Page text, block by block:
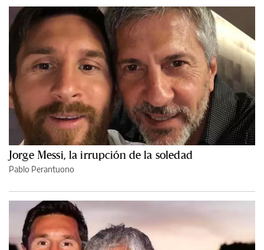
Jorge Messi, la irrupción de la soledad
Pablo Perantuono